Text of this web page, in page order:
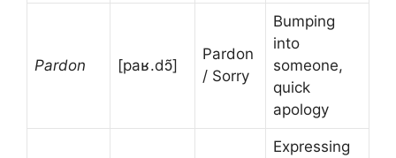
Pardon [paʁ.dɔ̃]
Pardon
/ Sorry
Bumping
into
someone,
quick
apology
Expressing